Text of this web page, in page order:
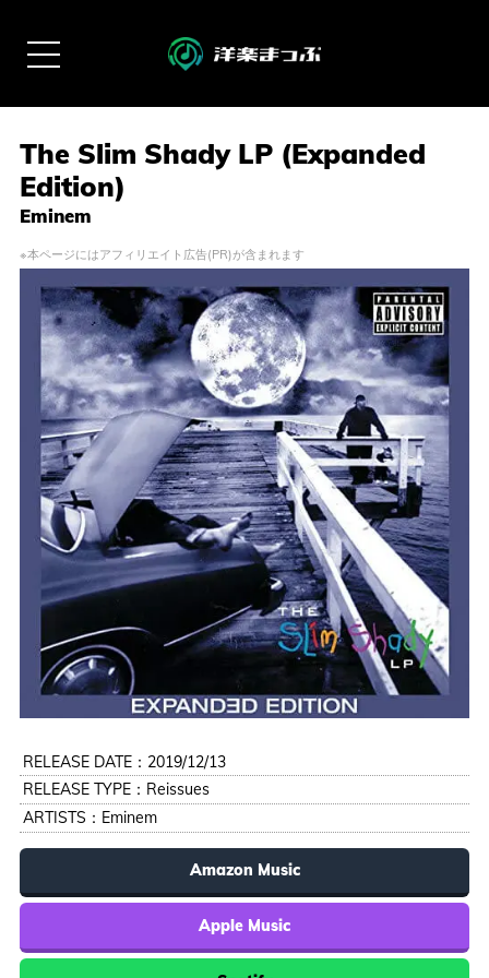
The Slim Shady LP (Expanded
Edition)
Eminem
※本ページにはアフィリエイト広告(PR)が含まれます
RELEASE DATE：2019/12/13
RELEASE TYPE：Reissues
ARTISTS： Eminem
Amazon Music
Apple Music